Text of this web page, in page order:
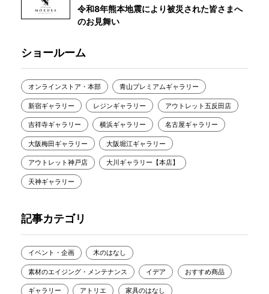
令和8年熊本地震により被災された皆さまへ
のお見舞い
ショールーム
オンラインストア・本部 青山プレミアムギャラリー
新宿ギャラリー レジンギャラリー アウトレット五反田店
吉祥寺ギャラリー 横浜ギャラリー 名古屋ギャラリー
大阪梅田ギャラリー 大阪堀江ギャラリー
アウトレット神戸店 大川ギャラリー【本店】
天神ギャラリー
記事カテゴリ
イベント・企画 木のはなし
素材のエイジング・メンテナンス イデア おすすめ商品
ギャラリー アトリエ 家具のはなし